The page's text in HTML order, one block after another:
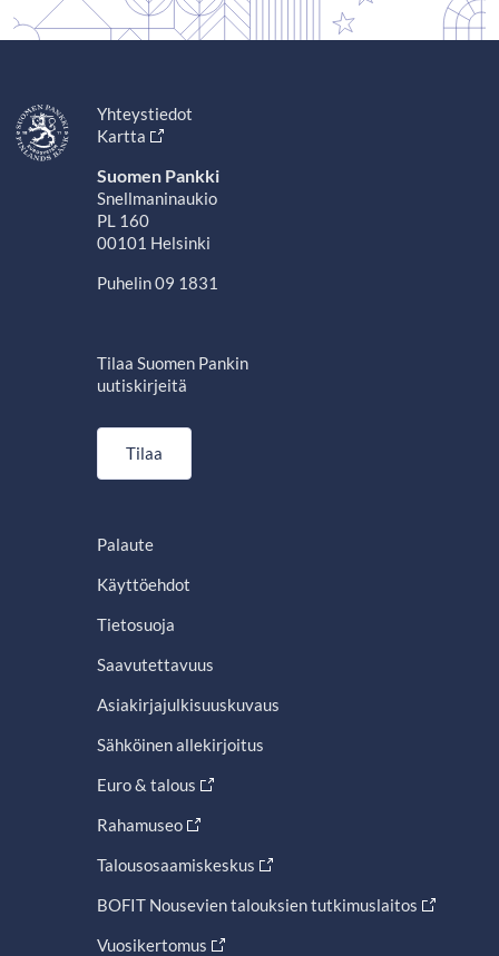
Yhteystiedot
Kartta
Suomen Pankki
Snellmaninaukio
PL 160
00101 Helsinki
Puhelin 09 1831
Tilaa Suomen Pankin
uutiskirjeitä
Tilaa
Palaute
Käyttöehdot
Tietosuoja
Saavutettavuus
Asiakirjajulkisuuskuvaus
Sähköinen allekirjoitus
Euro & talous
Rahamuseo
Talousosaamiskeskus
BOFIT Nousevien talouksien tutkimuslaitos
Vuosikertomus